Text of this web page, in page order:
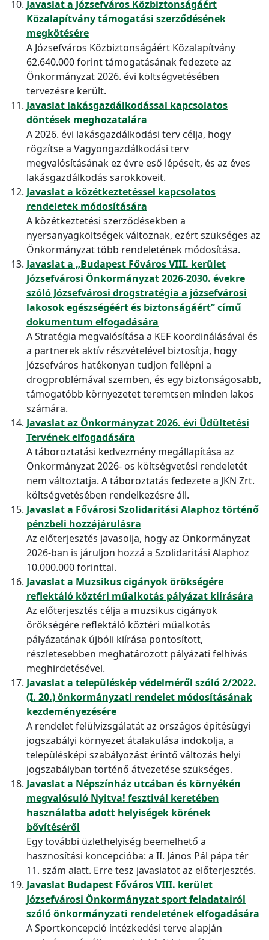
Javaslat a Józsefváros Közbiztonságáért
Közalapítvány támogatási szerződésének
megkötésére
A Józsefváros Közbiztonságáért Közalapítvány
62.640.000 forint támogatásának fedezete az
Önkormányzat 2026. évi költségvetésében
tervezésre került.
Javaslat lakásgazdálkodással kapcsolatos
döntések meghozatalára
A 2026. évi lakásgazdálkodási terv célja, hogy
rögzítse a Vagyongazdálkodási terv
megvalósításának ez évre eső lépéseit, és az éves
lakásgazdálkodás sarokköveit.
Javaslat a közétkeztetéssel kapcsolatos
rendeletek módosítására
A közétkeztetési szerződésekben a
nyersanyagköltségek változnak, ezért szükséges az
Önkormányzat több rendeletének módosítása.
Javaslat a „Budapest Főváros VIII. kerület
Józsefvárosi Önkormányzat 2026-2030. évekre
szóló Józsefvárosi drogstratégia a józsefvárosi
lakosok egészségéért és biztonságáért” című
dokumentum elfogadására
A Stratégia megvalósítása a KEF koordinálásával és
a partnerek aktív részvételével biztosítja, hogy
Józsefváros hatékonyan tudjon fellépni a
drogproblémával szemben, és egy biztonságosabb,
támogatóbb környezetet teremtsen minden lakos
számára.
Javaslat az Önkormányzat 2026. évi Üdültetési
Tervének elfogadására
A táboroztatási kedvezmény megállapítása az
Önkormányzat 2026- os költségvetési rendeletét
nem változtatja. A táboroztatás fedezete a JKN Zrt.
költségvetésében rendelkezésre áll.
Javaslat a Fővárosi Szolidaritási Alaphoz történő
pénzbeli hozzájárulásra
Az előterjesztés javasolja, hogy az Önkormányzat
2026-ban is járuljon hozzá a Szolidaritási Alaphoz
10.000.000 forinttal.
Javaslat a Muzsikus cigányok örökségére
reflektáló köztéri műalkotás pályázat kiírására
Az előterjesztés célja a muzsikus cigányok
örökségére reflektáló köztéri műalkotás
pályázatának újbóli kiírása pontosított,
részletesebben meghatározott pályázati felhívás
meghirdetésével.
Javaslat a településkép védelméről szóló 2/2022.
(I. 20.) önkormányzati rendelet módosításának
kezdeményezésére
A rendelet felülvizsgálatát az országos építésügyi
jogszabályi környezet átalakulása indokolja, a
településképi szabályozást érintő változás helyi
jogszabályban történő átvezetése szükséges.
Javaslat a Népszínház utcában és környékén
megvalósuló Nyitva! fesztivál keretében
használatba adott helyiségek körének
bővítéséről
Egy további üzlethelyiség beemelhető a
hasznosítási koncepcióba: a II. János Pál pápa tér
11. szám alatt. Erre tesz javaslatot az előterjesztés.
Javaslat Budapest Főváros VIII. kerület
Józsefvárosi Önkormányzat sport feladatairól
szóló önkormányzati rendeletének elfogadására
A Sportkoncepció intézkedési terve alapján